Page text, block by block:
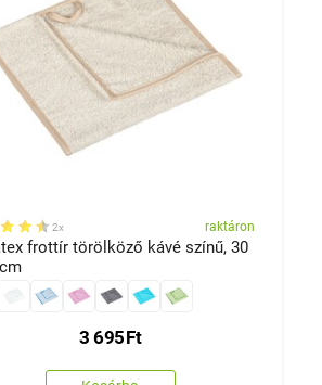
2x raktáron
frottír törölköző kávé színű, 30
3 695Ft